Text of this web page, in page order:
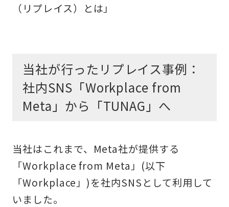
（リプレイス）とは」
当社が行ったリプレイス事例：
社内SNS「Workplace from
Meta」から「TUNAG」へ
当社はこれまで、Meta社が提供する
「Workplace from Meta」(以下
「Workplace」)を社内SNSとして利用して
いました。